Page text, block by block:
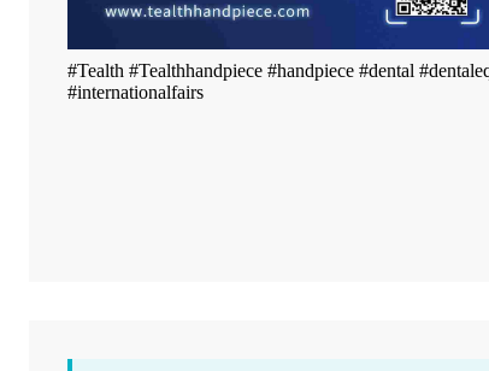
#Tealth #Tealthhandpiece #handpiece #dental
#internationalfairs